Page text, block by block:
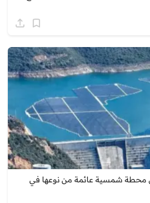
محطة شمسية عائمة من نوعها في